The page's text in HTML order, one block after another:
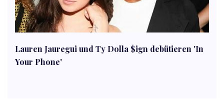
Lauren Jauregui und Ty Dolla $ign debütieren 'In
Your Phone'